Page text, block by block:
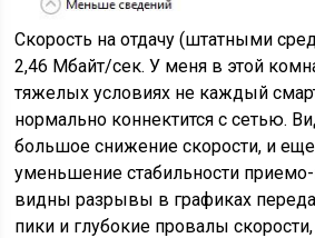
Скорость на отдачу (штатными
2,46 Мбайт/сек. У меня в этой
тяжелых условиях не каждый
нормально коннектится с сетью.
большое снижение скорости, и
уменьшение стабильности
видны разрывы в графиках
пики и глубокие провалы